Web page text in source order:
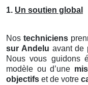
1. Un soutien global
Nostechniciens
sur Andelu avant de
Nous vous guidons
modèle ou d’une
objectifs et de votre